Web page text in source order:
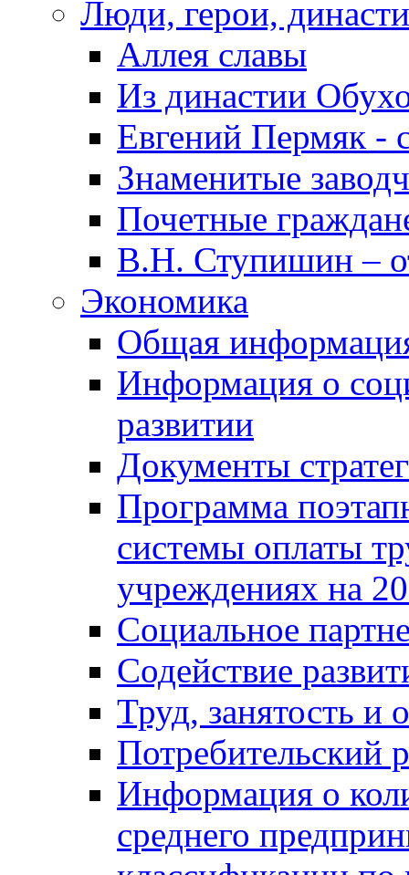
Люди, герои,
Аллея славы
Из династии
Евгений Пермяк -
Знаменитые
Почетные
В.Н. Ступишин –
Экономика
Общая
Информация о
развитии
Документы
Программа
системы оплаты
учреждениях на
Социальное
Содействие
Труд, занятость и
Потребительский
Информация о
среднего